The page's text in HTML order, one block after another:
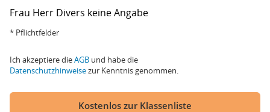
Frau Herr Divers keine Angabe
* Pflichtfelder
Ich akzeptiere dieAGB und habe die
Datenschutzhinweisezur Kenntnis genommen.
Kostenlos zur Klassenliste